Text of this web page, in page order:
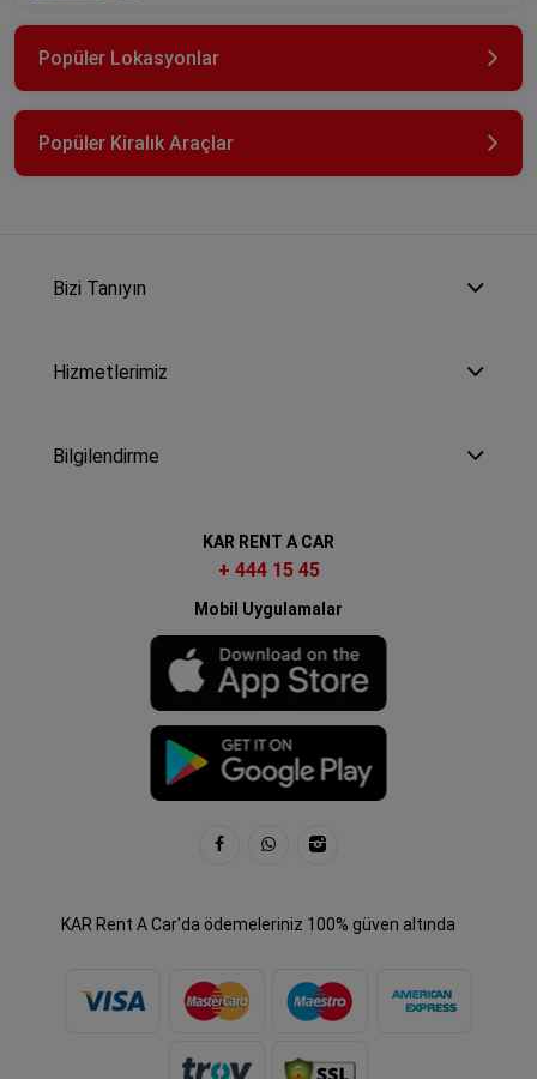
Popüler Lokasyonlar
Popüler Kiralık Araçlar
Bizi Tanıyın
Hizmetlerimiz
Bilgilendirme
KAR RENT A CAR
+ 444 15 45
Mobil Uygulamalar
KAR Rent A Car'da ödemeleriniz 100% güven altında